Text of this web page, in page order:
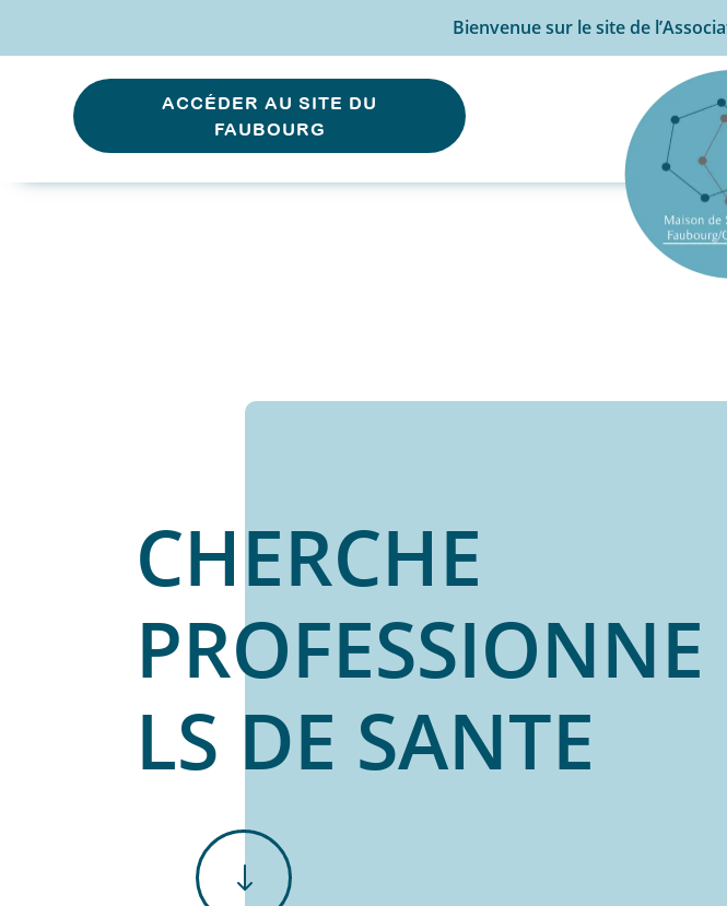
Bienvenue sur le site de
ACCÉDER AU SITE DU
FAUBOURG
CHERCHE
PROFESSIONNE
LS DE SANTE
"